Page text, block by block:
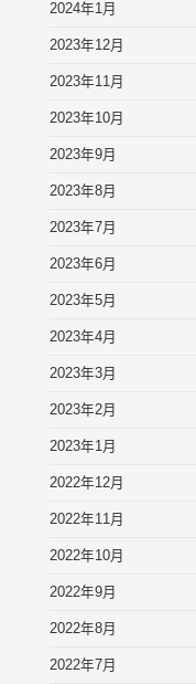
2024年1月
2023年12月
2023年11月
2023年10月
2023年9月
2023年8月
2023年7月
2023年6月
2023年5月
2023年4月
2023年3月
2023年2月
2023年1月
2022年12月
2022年11月
2022年10月
2022年9月
2022年8月
2022年7月